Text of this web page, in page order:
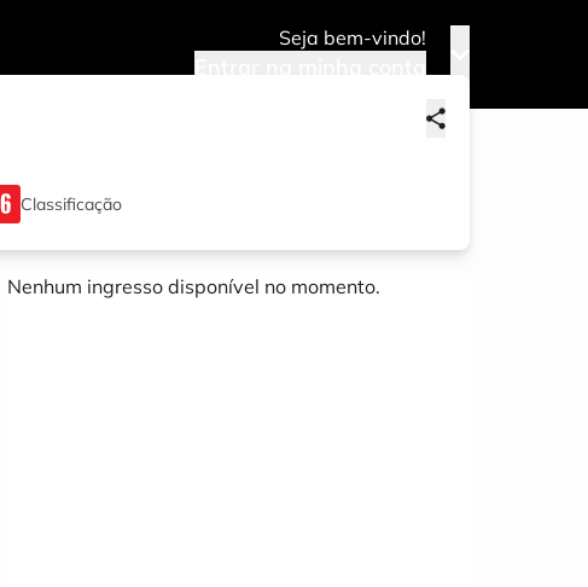
Seja bem-vindo!
Classificação
Nenhum ingresso disponível no momento.